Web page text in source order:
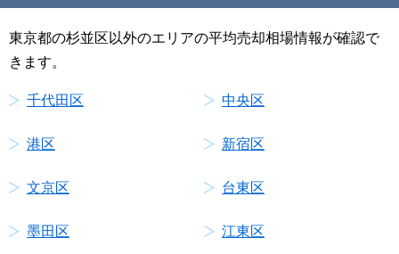
東京都の杉並区以外のエリアの平均売却相場情報が確認で
きます。
千代田区 中央区
港区 新宿区
文京区 台東区
墨田区 江東区